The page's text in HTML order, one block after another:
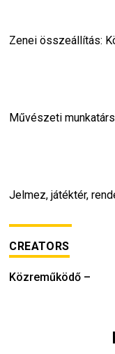
Zenei összeállítás:
Művészeti
Jelmez, játéktér,
CREATORS
Közreműködő –